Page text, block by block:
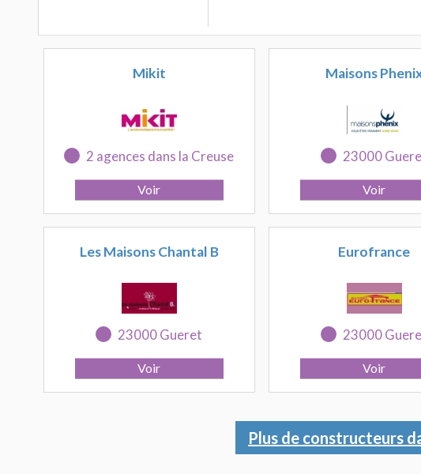
Mikit
2 agences dans la Creuse
Maisons
23000
Les Maisons Chantal B
23000 Gueret
Eurofrance
23000
Plus de constructeurs